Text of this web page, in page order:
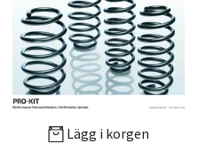
Lägg i korgen